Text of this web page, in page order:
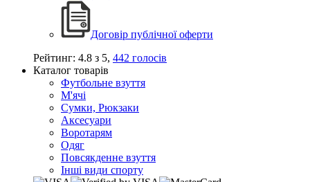
Договір публічної оферти
Рейтинг: 4.8 з 5, 442 голосів
Каталог товарів
Футбольне взуття
М'ячі
Сумки, Рюкзаки
Аксесуари
Воротарям
Одяг
Повсякденне взуття
Інші види спорту